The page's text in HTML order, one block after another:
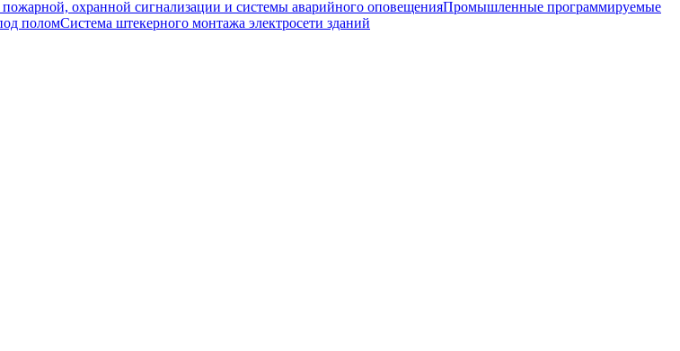
охранной сигнализации и системы аварийного оповещенияПромышленные программируемые
поломСистема штекерного монтажа электросети зданий